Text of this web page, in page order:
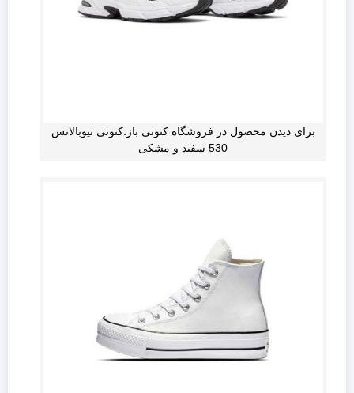
برای دیدن محصول در فروشگاه کتونی باز:کتونی نیوبالانس
530 سفید و مشکی